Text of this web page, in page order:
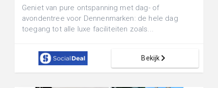
Geniet van pure ontspanning met dag- of
avondentree voor Dennenmarken: de hele dag
toegang tot alle luxe faciliteiten zoals...
Bekijk